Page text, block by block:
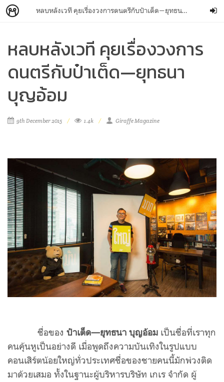
หลบหลังเวที คุยเรื่องวงการดนตรีกับป๋าเต็ด—ยุทธนา บุญอ้อม
หลบหลังเวที คุยเรื่องวงการ
ดนตรีกับป๋าเต็ด—ยุทธนา
บุญอ้อม
9th December 2015 1.4k Giraffe Magazine
ชื่อของ ป๋าเต็ด—ยุทธนา บุญอ้อม เป็นชื่อที่เราทุก
คนคุ้นหูเป็นอย่างดี เมื่อพูดถึงความบันเทิงในรูปแบบ
คอนเสิร์ตน้อยใหญ่ทั่วประเทศชื่อของชายคนนี้มักพ่วงติด
มาด้วยเสมอ ทั้งในฐานะผู้บริหารบริษัท เกเร จำกัด ผู้